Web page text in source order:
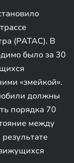
(PATAC). В
было за 30
«змейкой».
должны
порядка 70
между